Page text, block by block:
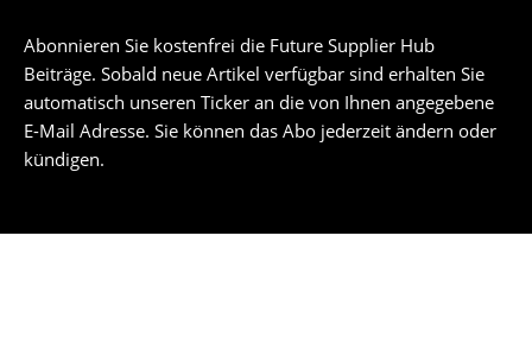
Abonnieren Sie kostenfrei die Future Supplier Hub
Beiträge. Sobald neue Artikel verfügbar sind erhalten Sie
automatisch unseren Ticker an die von Ihnen angegebene
E-Mail Adresse. Sie können das Abo jederzeit ändern oder
kündigen.